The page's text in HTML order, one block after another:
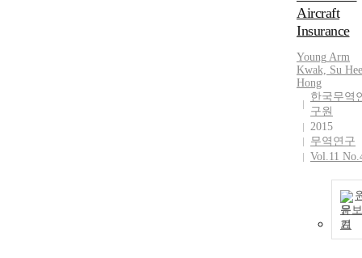
Aircraft
Insurance
Young Arm
Kwak, Su Hee
Hong
한국무역
구원
2015
무역연구
Vol.11
문보
기